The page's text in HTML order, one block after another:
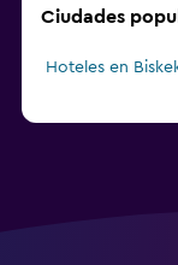
Ciudades
Hoteles en